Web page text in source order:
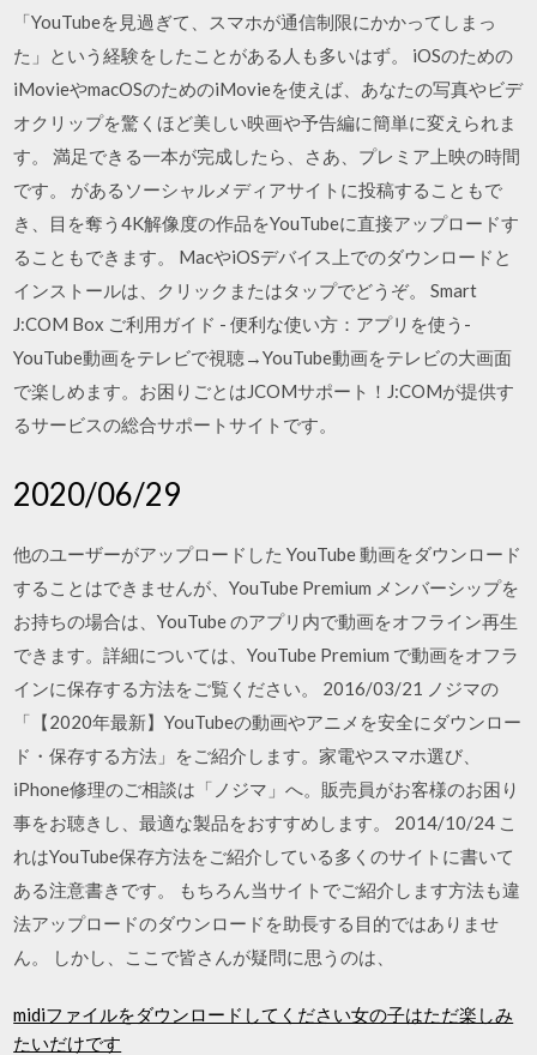
「YouTubeを見過ぎて、スマホが通信制限にかかってしまっ
た」という経験をしたことがある人も多いはず。 iOSのための
iMovieやmacOSのためのiMovieを使えば、あなたの写真やビデ
オクリップを驚くほど美しい映画や予告編に簡単に変えられま
す。 満足できる一本が完成したら、さあ、プレミア上映の時間
です。 があるソーシャルメディアサイトに投稿することもで
き、目を奪う4K解像度の作品をYouTubeに直接アップロードす
ることもできます。 MacやiOSデバイス上でのダウンロードと
インストールは、クリックまたはタップでどうぞ。 Smart
J:COM Box ご利用ガイド - 便利な使い方：アプリを使う-
YouTube動画をテレビで視聴→YouTube動画をテレビの大画面
で楽しめます。お困りごとはJCOMサポート！J:COMが提供す
るサービスの総合サポートサイトです。
2020/06/29
他のユーザーがアップロードした YouTube 動画をダウンロード
することはできませんが、YouTube Premium メンバーシップを
お持ちの場合は、YouTube のアプリ内で動画をオフライン再生
できます。詳細については、YouTube Premium で動画をオフラ
インに保存する方法をご覧ください。 2016/03/21 ノジマの
「【2020年最新】YouTubeの動画やアニメを安全にダウンロー
ド・保存する方法」をご紹介します。家電やスマホ選び、
iPhone修理のご相談は「ノジマ」へ。販売員がお客様のお困り
事をお聴きし、最適な製品をおすすめします。 2014/10/24 こ
れはYouTube保存方法をご紹介している多くのサイトに書いて
ある注意書きです。 もちろん当サイトでご紹介します方法も違
法アップロードのダウンロードを助長する目的ではありませ
ん。 しかし、ここで皆さんが疑問に思うのは、
midiファイルをダウンロードしてください女の子はただ楽しみ
たいだけです